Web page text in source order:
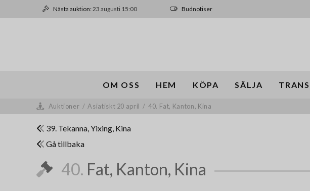
Nästa auktion:23 augusti 15:00 Budnotiser
OM OSS HEM KÖPA SÄLJA
Auktioner / Asiatiskt 20 april / 40. Fat, Kanton, Kina
39. Tekanna, Yixing, Kina
Gå tillbaka
40. Fat, Kanton, Kina